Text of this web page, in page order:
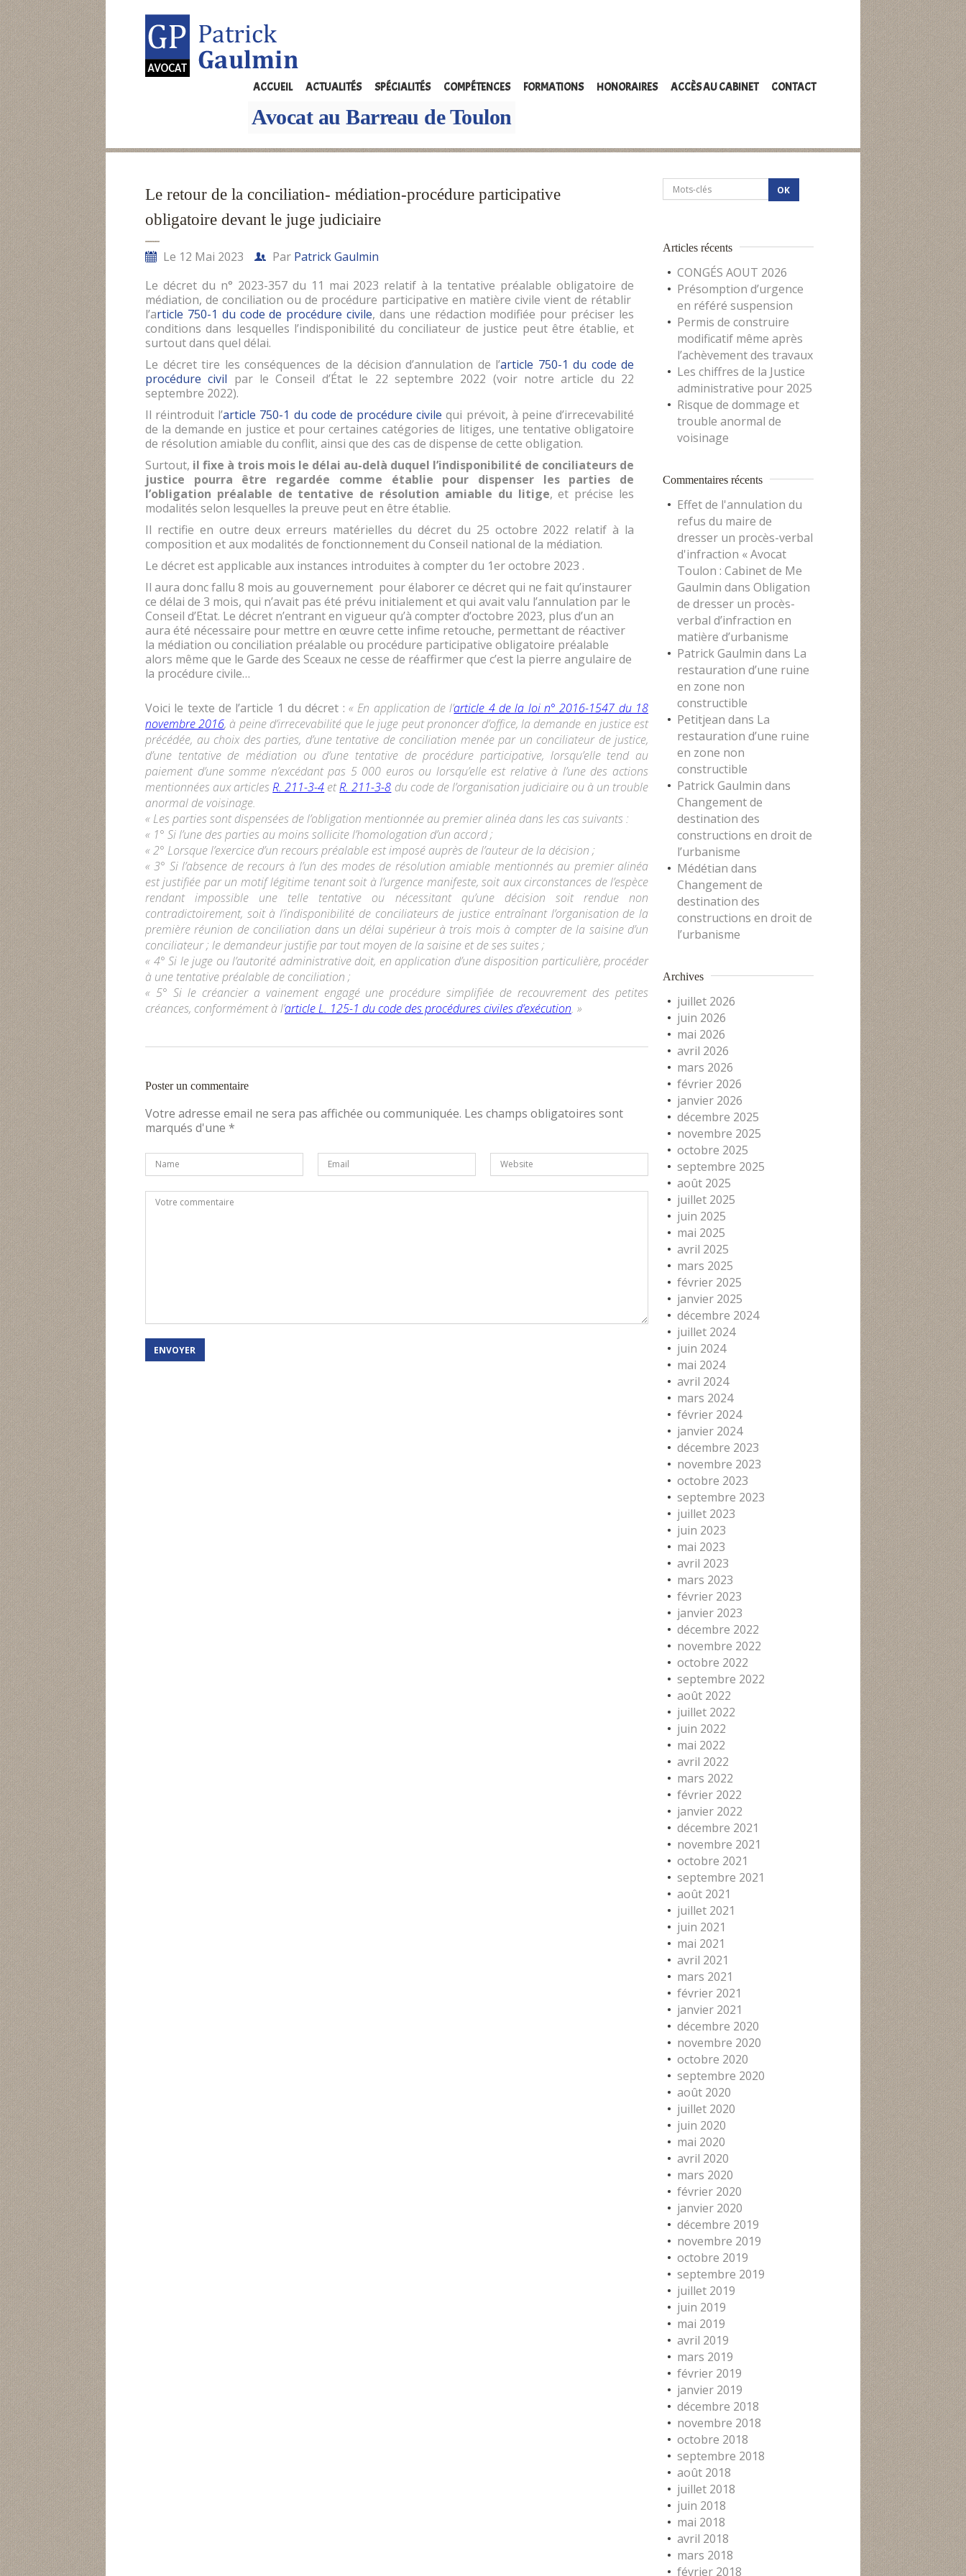
ACCUEIL ACTUALITÉS SPÉCIALITÉS COMPÉTENCES FORMATIONS HONORAIRES ACCÈS AU CABINET CONTACT
Avocat au Barreau de Toulon
Le retour de la conciliation- médiation-procédure participative
obligatoire devant le juge judiciaire
Le 12 Mai 2023 Par Patrick Gaulmin
Le décret du n° 2023-357 du 11 mai 2023 relatif à la tentative préalable obligatoire de
médiation, de conciliation ou de procédure participative en matière civile vient de rétablir
l’article 750-1 du code de procédure civile, dans une rédaction modifiée pour préciser les
conditions dans lesquelles l’indisponibilité du conciliateur de justice peut être établie, et
surtout dans quel délai.
Le décret tire les conséquences de la décision d’annulation de l’article 750-1 du code de
procédure civil par le Conseil d’État le 22 septembre 2022 (voir notre article du 22
septembre 2022).
Il réintroduit l’article 750-1 du code de procédure civile qui prévoit, à peine d’irrecevabilité
de la demande en justice et pour certaines catégories de litiges, une tentative obligatoire
de résolution amiable du conflit, ainsi que des cas de dispense de cette obligation.
Surtout, il fixe à trois mois le délai au-delà duquel l’indisponibilité de conciliateurs de
justice pourra être regardée comme établie pour dispenser les parties de
l’obligation préalable de tentative de résolution amiable du litige, et précise les
modalités selon lesquelles la preuve peut en être établie.
Il rectifie en outre deux erreurs matérielles du décret du 25 octobre 2022 relatif à la
composition et aux modalités de fonctionnement du Conseil national de la médiation.
Le décret est applicable aux instances introduites à compter du 1er octobre 2023 .
Il aura donc fallu 8 mois au gouvernement pour élaborer ce décret qui ne fait qu’instaurer
ce délai de 3 mois, qui n’avait pas été prévu initialement et qui avait valu l’annulation par le
Conseil d’Etat. Le décret n’entrant en vigueur qu’à compter d’octobre 2023, plus d’un an
aura été nécessaire pour mettre en œuvre cette infime retouche, permettant de réactiver
la médiation ou conciliation préalable ou procédure participative obligatoire préalable
alors même que le Garde des Sceaux ne cesse de réaffirmer que c’est la pierre angulaire de
la procédure civile…
Voici le texte de l’article 1 du décret : « En application de l’article 4 de la loi n° 2016-1547 du 18
novembre 2016, à peine d’irrecevabilité que le juge peut prononcer d’office, la demande en justice est
précédée, au choix des parties, d’une tentative de conciliation menée par un conciliateur de justice,
d’une tentative de médiation ou d’une tentative de procédure participative, lorsqu’elle tend au
paiement d’une somme n’excédant pas 5 000 euros ou lorsqu’elle est relative à l’une des actions
mentionnées aux articlesR. 211-3-4 etR. 211-3-8 du code de l’organisation judiciaire ou à un trouble
anormal de voisinage.
« Les parties sont dispensées de l’obligation mentionnée au premier alinéa dans les cas suivants :
« 1° Si l’une des parties au moins sollicite l’homologation d’un accord ;
« 2° Lorsque l’exercice d’un recours préalable est imposé auprès de l’auteur de la décision ;
« 3° Si l’absence de recours à l’un des modes de résolution amiable mentionnés au premier alinéa
est justifiée par un motif légitime tenant soit à l’urgence manifeste, soit aux circonstances de l’espèce
rendant impossible une telle tentative ou nécessitant qu’une décision soit rendue non
contradictoirement, soit à l’indisponibilité de conciliateurs de justice entraînant l’organisation de la
première réunion de conciliation dans un délai supérieur à trois mois à compter de la saisine d’un
conciliateur ; le demandeur justifie par tout moyen de la saisine et de ses suites ;
« 4° Si le juge ou l’autorité administrative doit, en application d’une disposition particulière, procéder
à une tentative préalable de conciliation ;
« 5° Si le créancier a vainement engagé une procédure simplifiée de recouvrement des petites
créances, conformément à l’article L. 125-1 du code des procédures civiles d’exécution. »
Poster un commentaire
Votre adresse email ne sera pas affichée ou communiquée. Les champs obligatoires sont
marqués d'une *
Articles récents
CONGÉS AOUT 2026
Présomption d’urgence
en référé suspension
Permis de construire
modificatif même après
l’achèvement des travaux
Les chiffres de la Justice
administrative pour 2025
Risque de dommage et
trouble anormal de
voisinage
Commentaires récents
Effet de l'annulation du
refus du maire de
dresser un procès-verbal
d'infraction « Avocat
Toulon : Cabinet de Me
Gaulmin dans Obligation
de dresser un procès-
verbal d’infraction en
matière d’urbanisme
Patrick Gaulmin dans La
restauration d’une ruine
en zone non
constructible
Petitjean dans La
restauration d’une ruine
en zone non
constructible
Patrick Gaulmin dans
Changement de
destination des
constructions en droit de
l’urbanisme
Médétian dans
Changement de
destination des
constructions en droit de
l’urbanisme
Archives
juillet 2026
juin 2026
mai 2026
avril 2026
mars 2026
février 2026
janvier 2026
décembre 2025
novembre 2025
octobre 2025
septembre 2025
août 2025
juillet 2025
juin 2025
mai 2025
avril 2025
mars 2025
février 2025
janvier 2025
décembre 2024
juillet 2024
juin 2024
mai 2024
avril 2024
mars 2024
février 2024
janvier 2024
décembre 2023
novembre 2023
octobre 2023
septembre 2023
juillet 2023
juin 2023
mai 2023
avril 2023
mars 2023
février 2023
janvier 2023
décembre 2022
novembre 2022
octobre 2022
septembre 2022
août 2022
juillet 2022
juin 2022
mai 2022
avril 2022
mars 2022
février 2022
janvier 2022
décembre 2021
novembre 2021
octobre 2021
septembre 2021
août 2021
juillet 2021
juin 2021
mai 2021
avril 2021
mars 2021
février 2021
janvier 2021
décembre 2020
novembre 2020
octobre 2020
septembre 2020
août 2020
juillet 2020
juin 2020
mai 2020
avril 2020
mars 2020
février 2020
janvier 2020
décembre 2019
novembre 2019
octobre 2019
septembre 2019
juillet 2019
juin 2019
mai 2019
avril 2019
mars 2019
février 2019
janvier 2019
décembre 2018
novembre 2018
octobre 2018
septembre 2018
août 2018
juillet 2018
juin 2018
mai 2018
avril 2018
mars 2018
février 2018